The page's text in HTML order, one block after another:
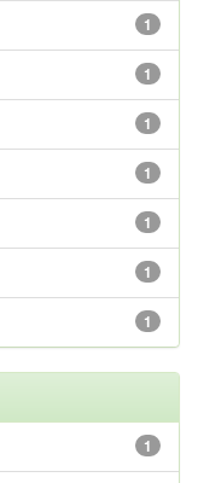
1
1
1
1
1
1
1
1